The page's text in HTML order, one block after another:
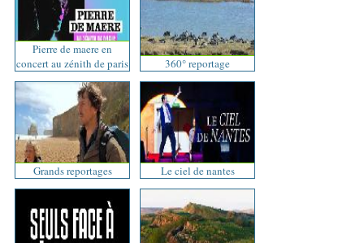
Pierre de maere en
concert au zénith de paris
360° reportage
Grands reportages Le ciel de nantes